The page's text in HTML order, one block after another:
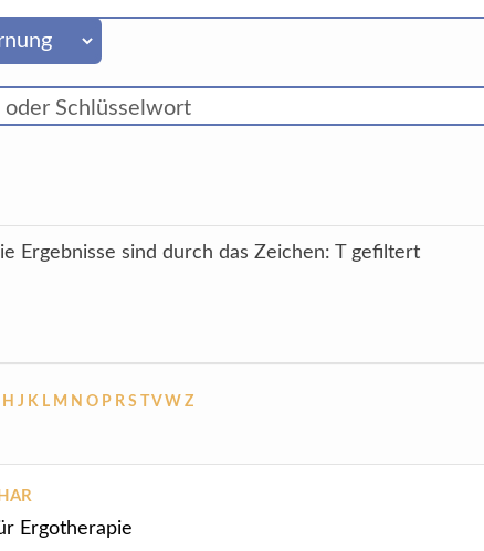
Ergebnisse sind durch das Zeichen: T gefiltert
H J K L M N O P R S V W Z
Ergotherapie